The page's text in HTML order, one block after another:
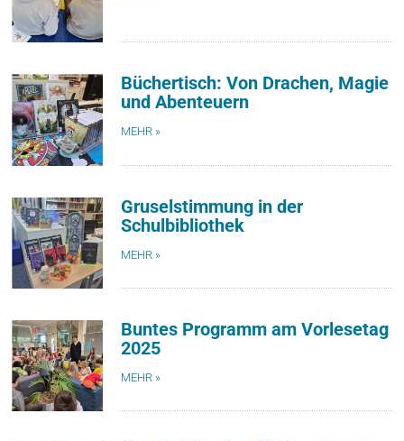
Büchertisch: Von Drachen, Magie
und Abenteuern
MEHR »
Gruselstimmung in der
Schulbibliothek
MEHR »
Buntes Programm am Vorlesetag
2025
MEHR »